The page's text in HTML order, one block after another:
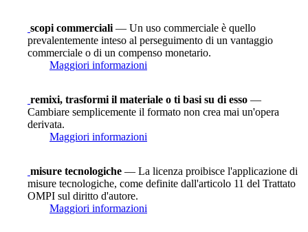
scopi commerciali — Un uso commerciale è quello
prevalentemente inteso al perseguimento di un vantaggio
commerciale o di un compenso monetario.
Maggiori informazioni
remixi, trasformi il materiale o ti basi su di esso —
Cambiare semplicemente il formato non crea mai un'opera
derivata.
Maggiori informazioni
misure tecnologiche — La licenza proibisce l'applicazione di
misure tecnologiche, come definite dall'articolo 11 del Trattato
OMPI sul diritto d'autore.
Maggiori informazioni